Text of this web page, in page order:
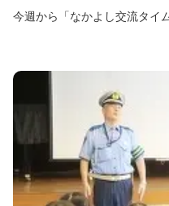
今週から「なかよし交流タイ